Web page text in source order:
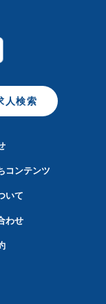
人検索
コンテンツ
いて
わせ